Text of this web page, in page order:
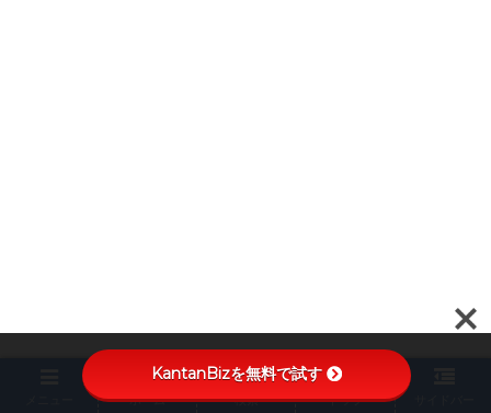
ホーム 検索 トップ
KantanBizを無料で試す